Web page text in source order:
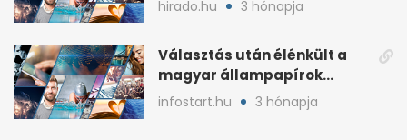
hirado.hu 3 hónapja
Választás után élénkült a
magyar állampapírok
lakossági értékesítése
infostart.hu 3 hónapja